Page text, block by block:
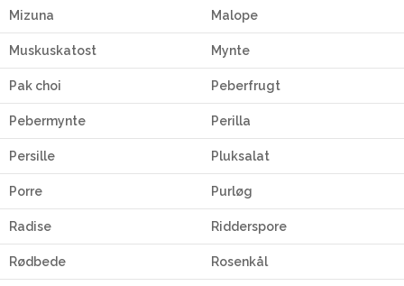
Mizuna Malope
Muskuskatost Mynte
Pak choi Peberfrugt
Pebermynte Perilla
Persille Pluksalat
Porre Purløg
Radise Ridderspore
Rødbede Rosenkål